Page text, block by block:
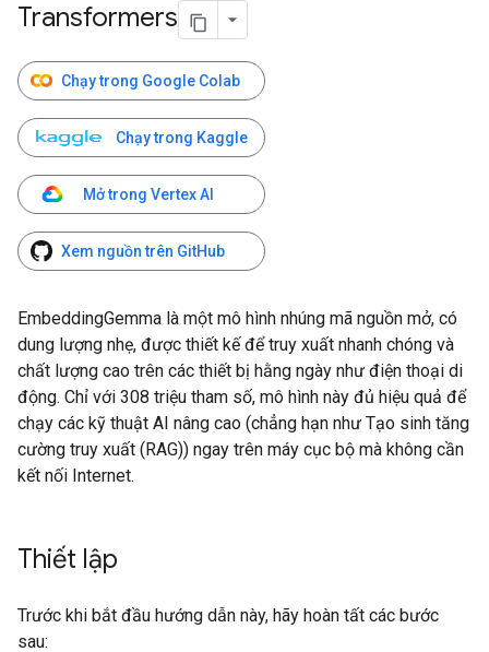
Transformers
Chạy trong Google Colab
Chạy trong Kaggle
Mở trong Vertex AI
Xem nguồn trên GitHub
EmbeddingGemma là một mô hình nhúng mã nguồn mở, có
dung lượng nhẹ, được thiết kế để truy xuất nhanh chóng và
chất lượng cao trên các thiết bị hằng ngày như điện thoại di
động. Chỉ với 308 triệu tham số, mô hình này đủ hiệu quả để
chạy các kỹ thuật AI nâng cao (chẳng hạn như Tạo sinh tăng
cường truy xuất (RAG)) ngay trên máy cục bộ mà không cần
kết nối Internet.
Thiết lập
Trước khi bắt đầu hướng dẫn này, hãy hoàn tất các bước
sau: